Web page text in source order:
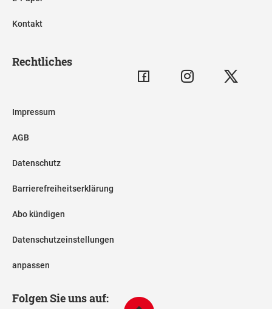
Kontakt
Rechtliches
Impressum
AGB
Datenschutz
Barrierefreiheitserklärung
Abo kündigen
Datenschutzeinstellungen
anpassen
Folgen Sie uns auf: